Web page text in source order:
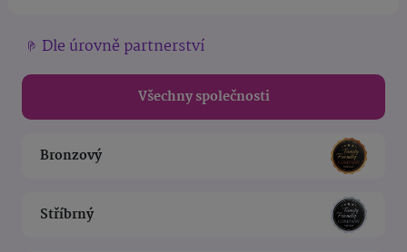
Dle úrovně partnerství
Všechny společnosti
Bronzový
Stříbrný